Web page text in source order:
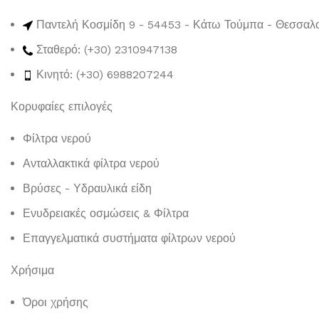
Παντελή Κοσμίδη 9 - 54453 - Κάτω Τούμπα -
Σταθερό: (+30) 2310947138
Κινητό: (+30) 6988207244
Κορυφαίες επιλογές
Φίλτρα νερού
Ανταλλακτικά φίλτρα νερού
Βρύσες - Υδραυλικά είδη
Ενυδρειακές οσμώσεις & Φίλτρα
Επαγγελματικά συστήματα φίλτρων νερού
Χρήσιμα
Όροι χρήσης